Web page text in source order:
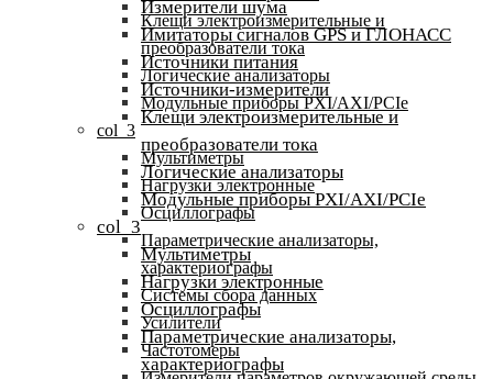
Клещи электроизмерительные и
преобразователи тока
Логические анализаторы
Модульные приборы PXI/AXI/PCIe
col_3
Мультиметры
Нагрузки электронные
Осциллографы
Параметрические анализаторы,
характериографы
Системы сбора данных
Усилители
Частотомеры
Измерители шума
Имитаторы сигналов GPS и ГЛОНАСС
Источники питания
Источники-измерители
Клещи электроизмерительные и
преобразователи тока
Логические анализаторы
Модульные приборы PXI/AXI/PCIe
col_3
Мультиметры
Нагрузки электронные
Осциллографы
Параметрические анализаторы,
характериографы